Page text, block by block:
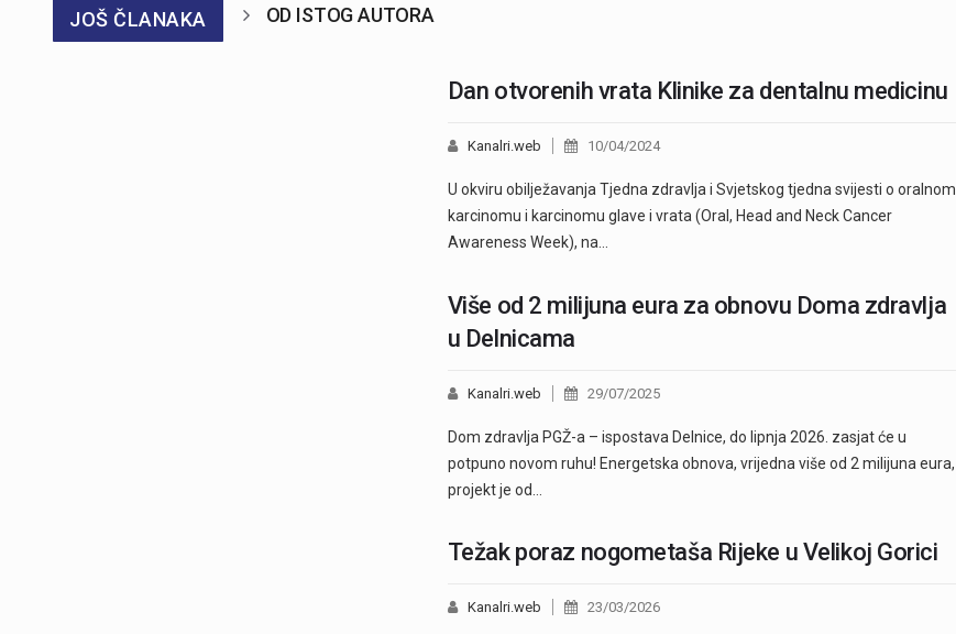
JOŠ ČLANAKA OD ISTOG AUTORA
Dan otvorenih vrata Klinike za dentalnu medicinu
Kanalri.web 10/04/2024
U okviru obilježavanja Tjedna zdravlja i Svjetskog tjedna svijesti o oralnom
karcinomu i karcinomu glave i vrata (Oral, Head and Neck Cancer
Awareness Week), na…
Više od 2 milijuna eura za obnovu Doma zdravlja
u Delnicama
Kanalri.web 29/07/2025
Dom zdravlja PGŽ-a – ispostava Delnice, do lipnja 2026. zasjat će u
potpuno novom ruhu! Energetska obnova, vrijedna više od 2 milijuna eura,
projekt je od…
Težak poraz nogometaša Rijeke u Velikoj Gorici
Kanalri.web 23/03/2026